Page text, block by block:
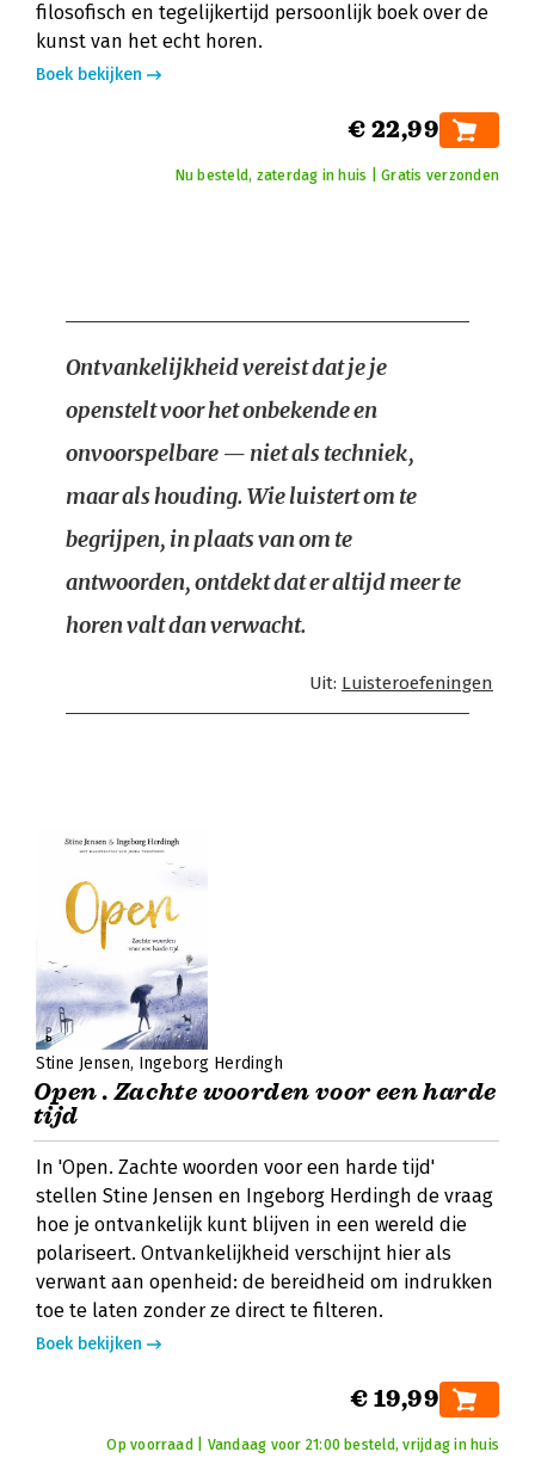
filosofisch en tegelijkertijd persoonlijk boek over de
kunst van het echt horen.
Boek bekijken
€ 22,99
Nu besteld, zaterdag in huis | Gratis verzonden
Ontvankelijkheid vereist dat je je
openstelt voor het onbekende en
onvoorspelbare — niet als techniek,
maar als houding. Wie luistert om te
begrijpen, in plaats van om te
antwoorden, ontdekt dat er altijd meer te
horen valt dan verwacht.
Uit: Luisteroefeningen
Stine Jensen Ingeborg Herdingh
Open . Zachte woorden voor een harde
tijd
In 'Open. Zachte woorden voor een harde tijd'
stellen Stine Jensen en Ingeborg Herdingh de vraag
hoe je ontvankelijk kunt blijven in een wereld die
polariseert. Ontvankelijkheid verschijnt hier als
verwant aan openheid: de bereidheid om indrukken
toe te laten zonder ze direct te filteren.
Boek bekijken
€ 19,99
Op voorraad | Vandaag voor 21:00 besteld, vrijdag in huis